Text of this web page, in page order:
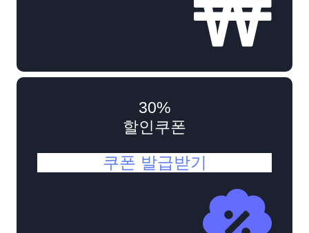
30%
할인쿠폰
쿠폰 발급받기